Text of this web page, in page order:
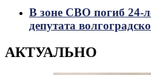
В зоне СВО погиб 24-
депутата
АКТУАЛЬНО